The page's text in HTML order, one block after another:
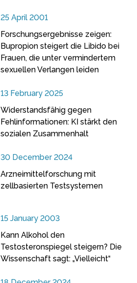
25 April 2001
Forschungsergebnisse zeigen:
Bupropion steigert die Libido bei
Frauen, die unter vermindertem
sexuellen Verlangen leiden
13 February 2025
Widerstandsfähig gegen
Fehlinformationen: KI stärkt den
sozialen Zusammenhalt
30 December 2024
Arzneimittelforschung mit
zellbasierten Testsystemen
15 January 2003
Kann Alkohol den
Testosteronspiegel steigern? Die
Wissenschaft sagt: „Vielleicht“